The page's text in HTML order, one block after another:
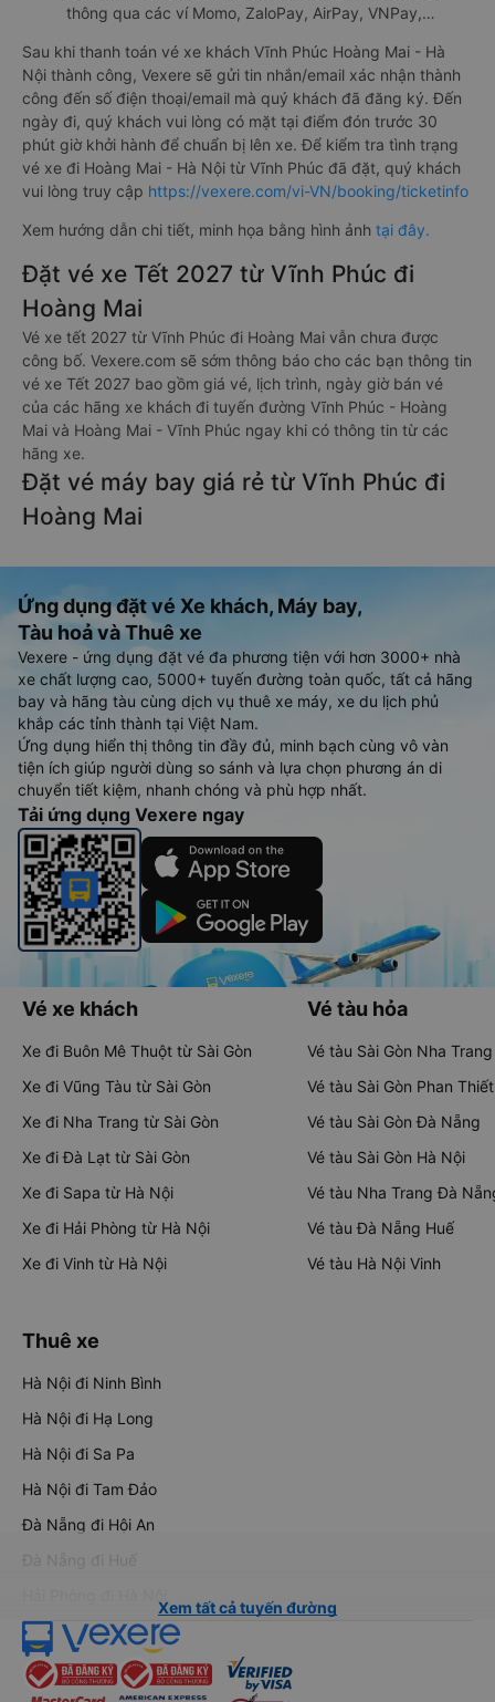
thông qua các ví Momo, ZaloPay, AirPay, VNPay,…
Sau khi thanh toán vé xe khách Vĩnh Phúc Hoàng Mai - Hà
Nội thành công, Vexere sẽ gửi tin nhắn/email xác nhận thành
công đến số điện thoại/email mà quý khách đã đăng ký. Đến
ngày đi, quý khách vui lòng có mặt tại điểm đón trước 30
phút giờ khởi hành để chuẩn bị lên xe. Để kiểm tra tình trạng
vé xe đi Hoàng Mai - Hà Nội từ Vĩnh Phúc đã đặt, quý khách
vui lòng truy cập https://vexere.com/vi-VN/booking/ticketinfo
Xem hướng dẫn chi tiết, minh họa bằng hình ảnh tại đây.
Đặt vé xe Tết 2027 từ Vĩnh Phúc đi
Hoàng Mai
Vé xe tết 2027 từ Vĩnh Phúc đi Hoàng Mai vẫn chưa được
công bố. Vexere.com sẽ sớm thông báo cho các bạn thông tin
vé xe Tết 2027 bao gồm giá vé, lịch trình, ngày giờ bán vé
của các hãng xe khách đi tuyến đường Vĩnh Phúc - Hoàng
Mai và Hoàng Mai - Vĩnh Phúc ngay khi có thông tin từ các
hãng xe.
Đặt vé máy bay giá rẻ từ Vĩnh Phúc đi
Hoàng Mai
Ứng dụng đặt vé Xe khách, Máy bay,
Tàu hoả và Thuê xe
Vexere - ứng dụng đặt vé đa phương tiện với hơn 3000+ nhà
xe chất lượng cao, 5000+ tuyến đường toàn quốc, tất cả hãng
bay và hãng tàu cùng dịch vụ thuê xe máy, xe du lịch phủ
khắp các tỉnh thành tại Việt Nam.
Ứng dụng hiển thị thông tin đầy đủ, minh bạch cùng vô vàn
tiện ích giúp người dùng so sánh và lựa chọn phương án di
chuyển tiết kiệm, nhanh chóng và phù hợp nhất.
Tải ứng dụng Vexere ngay
Vé xe khách
Xe đi Buôn Mê Thuột từ Sài Gòn
Xe đi Vũng Tàu từ Sài Gòn
Xe đi Nha Trang từ Sài Gòn
Xe đi Đà Lạt từ Sài Gòn
Xe đi Sapa từ Hà Nội
Xe đi Hải Phòng từ Hà Nội
Xe đi Vinh từ Hà Nội
Vé tàu hỏa
Vé tàu Sài Gòn Nha Trang
Vé tàu Sài Gòn Phan Thiết
Vé tàu Sài Gòn Đà Nẵng
Vé tàu Sài Gòn Hà Nội
Vé tàu Nha Trang Đà
Vé tàu Đà Nẵng Huế
Vé tàu Hà Nội Vinh
Thuê xe
Hà Nội đi Ninh Bình
Hà Nội đi Hạ Long
Hà Nội đi Sa Pa
Hà Nội đi Tam Đảo
Đà Nẵng đi Hội An
Đà Nẵng đi Huế
Xem tất cả tuyến đường